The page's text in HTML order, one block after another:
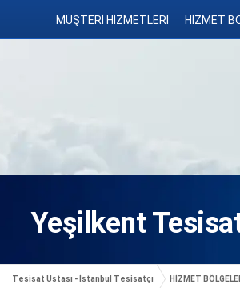
MÜŞTERİ HİZMETLERİ HİZMET
Yeşilkent
Tesisat Ustası - İstanbul Tesisatçı HİZMET